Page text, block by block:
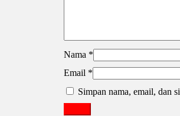
Nama *
Email *
Simpan nama, email, dan